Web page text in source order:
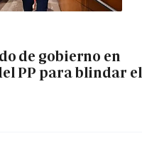
de gobierno en
PP para blindar el